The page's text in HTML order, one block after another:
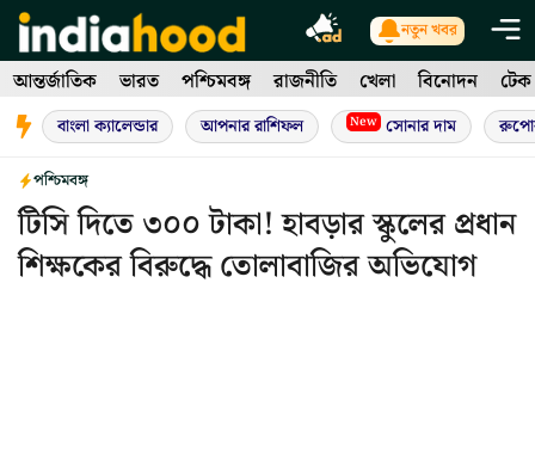
Skip
to
content
নতুন খবর
আন্তর্জাতিক ভারত পশ্চিমবঙ্গ রাজনীতি খেলা বিনোদন টেক
বাংলা ক্যালেন্ডার আপনার রাশিফল New সোনার দাম
পশ্চিমবঙ্গ
টিসি দিতে ৩০০ টাকা! হাবড়ার স্কুলের প্রধান
শিক্ষকের বিরুদ্ধে তোলাবাজির অভিযোগ